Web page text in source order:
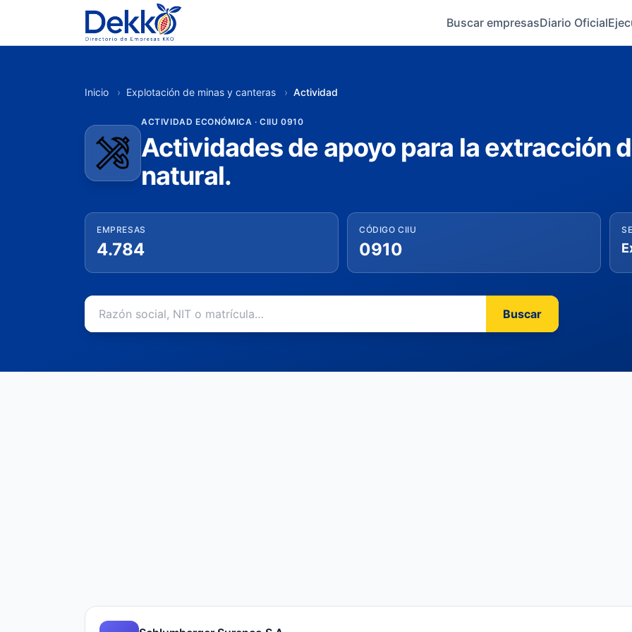
Buscar empresasDiario Oficial
Inicio › Explotación de minas y canteras › Actividad
ACTIVIDAD ECONÓMICA · CIIU 0910
Actividades de apoyo para la extracción
natural.
EMPRESAS
4.784
CÓDIGO CIIU
0910
Buscar